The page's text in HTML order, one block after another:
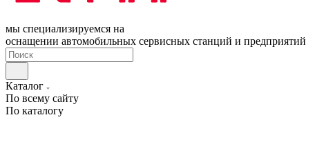
мы специализируемся на
оснащении автомобильных сервисных станций и предприятий
Каталог
По всему сайту
По каталогу